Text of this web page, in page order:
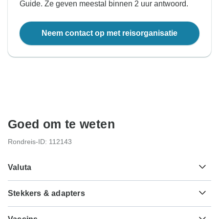
Guide. Ze geven meestal binnen 2 uur antwoord.
Neem contact op met reisorganisatie
Goed om te weten
Rondreis-ID: 112143
Valuta
¥ Yuan Renminbi
China
Stekkers & adapters